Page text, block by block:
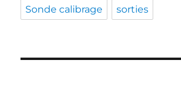
Sonde calibrage sorties